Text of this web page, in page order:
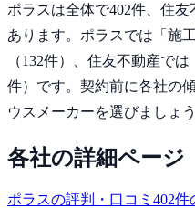
ポラスは全体で402件、 住友
あります。 ポラスでは「施
（132件）、住友不動産で
件）です。 契約前に各社の
ウスメーカーを選びましょう
各社の詳細ページ
ポラスの評判・口コミ 402件